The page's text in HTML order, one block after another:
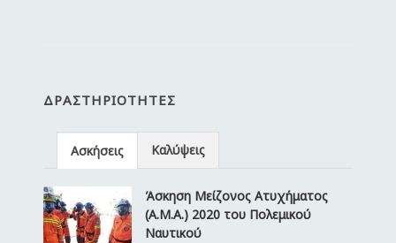
ΔΡΑΣΤΗΡΙΌΤΗΤΕΣ
Ασκήσεις Καλύψεις
Άσκηση Μείζονος Ατυχήματος
(Α.Μ.Α.) 2020 του Πολεμικού
Ναυτικού